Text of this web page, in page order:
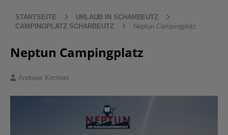
STARTSEITE
URLAUB IN SCHARBEUTZ
CAMPINGPLATZ SCHARBEUTZ
Neptun Campingplatz
Neptun Campingplatz
Andreas Kirchner